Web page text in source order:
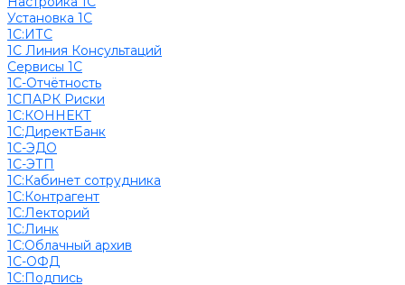
Установка 1С
1С:ИТС
1С Линия Консультаций
Сервисы 1С
1С-Отчётность
1СПАРК Риски
1С:КОННЕКТ
1С:ДиректБанк
1С-ЭДО
1С-ЭТП
1С:Кабинет сотрудника
1С:Контрагент
1С:Лекторий
1С:Линк
1С:Облачный архив
1С-ОФД
1С:Подпись